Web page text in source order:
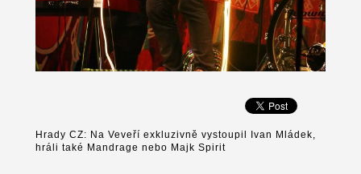
Hrady CZ: Na Veveří exkluzivně vystoupil Ivan Mládek,
hráli také Mandrage nebo Majk Spirit